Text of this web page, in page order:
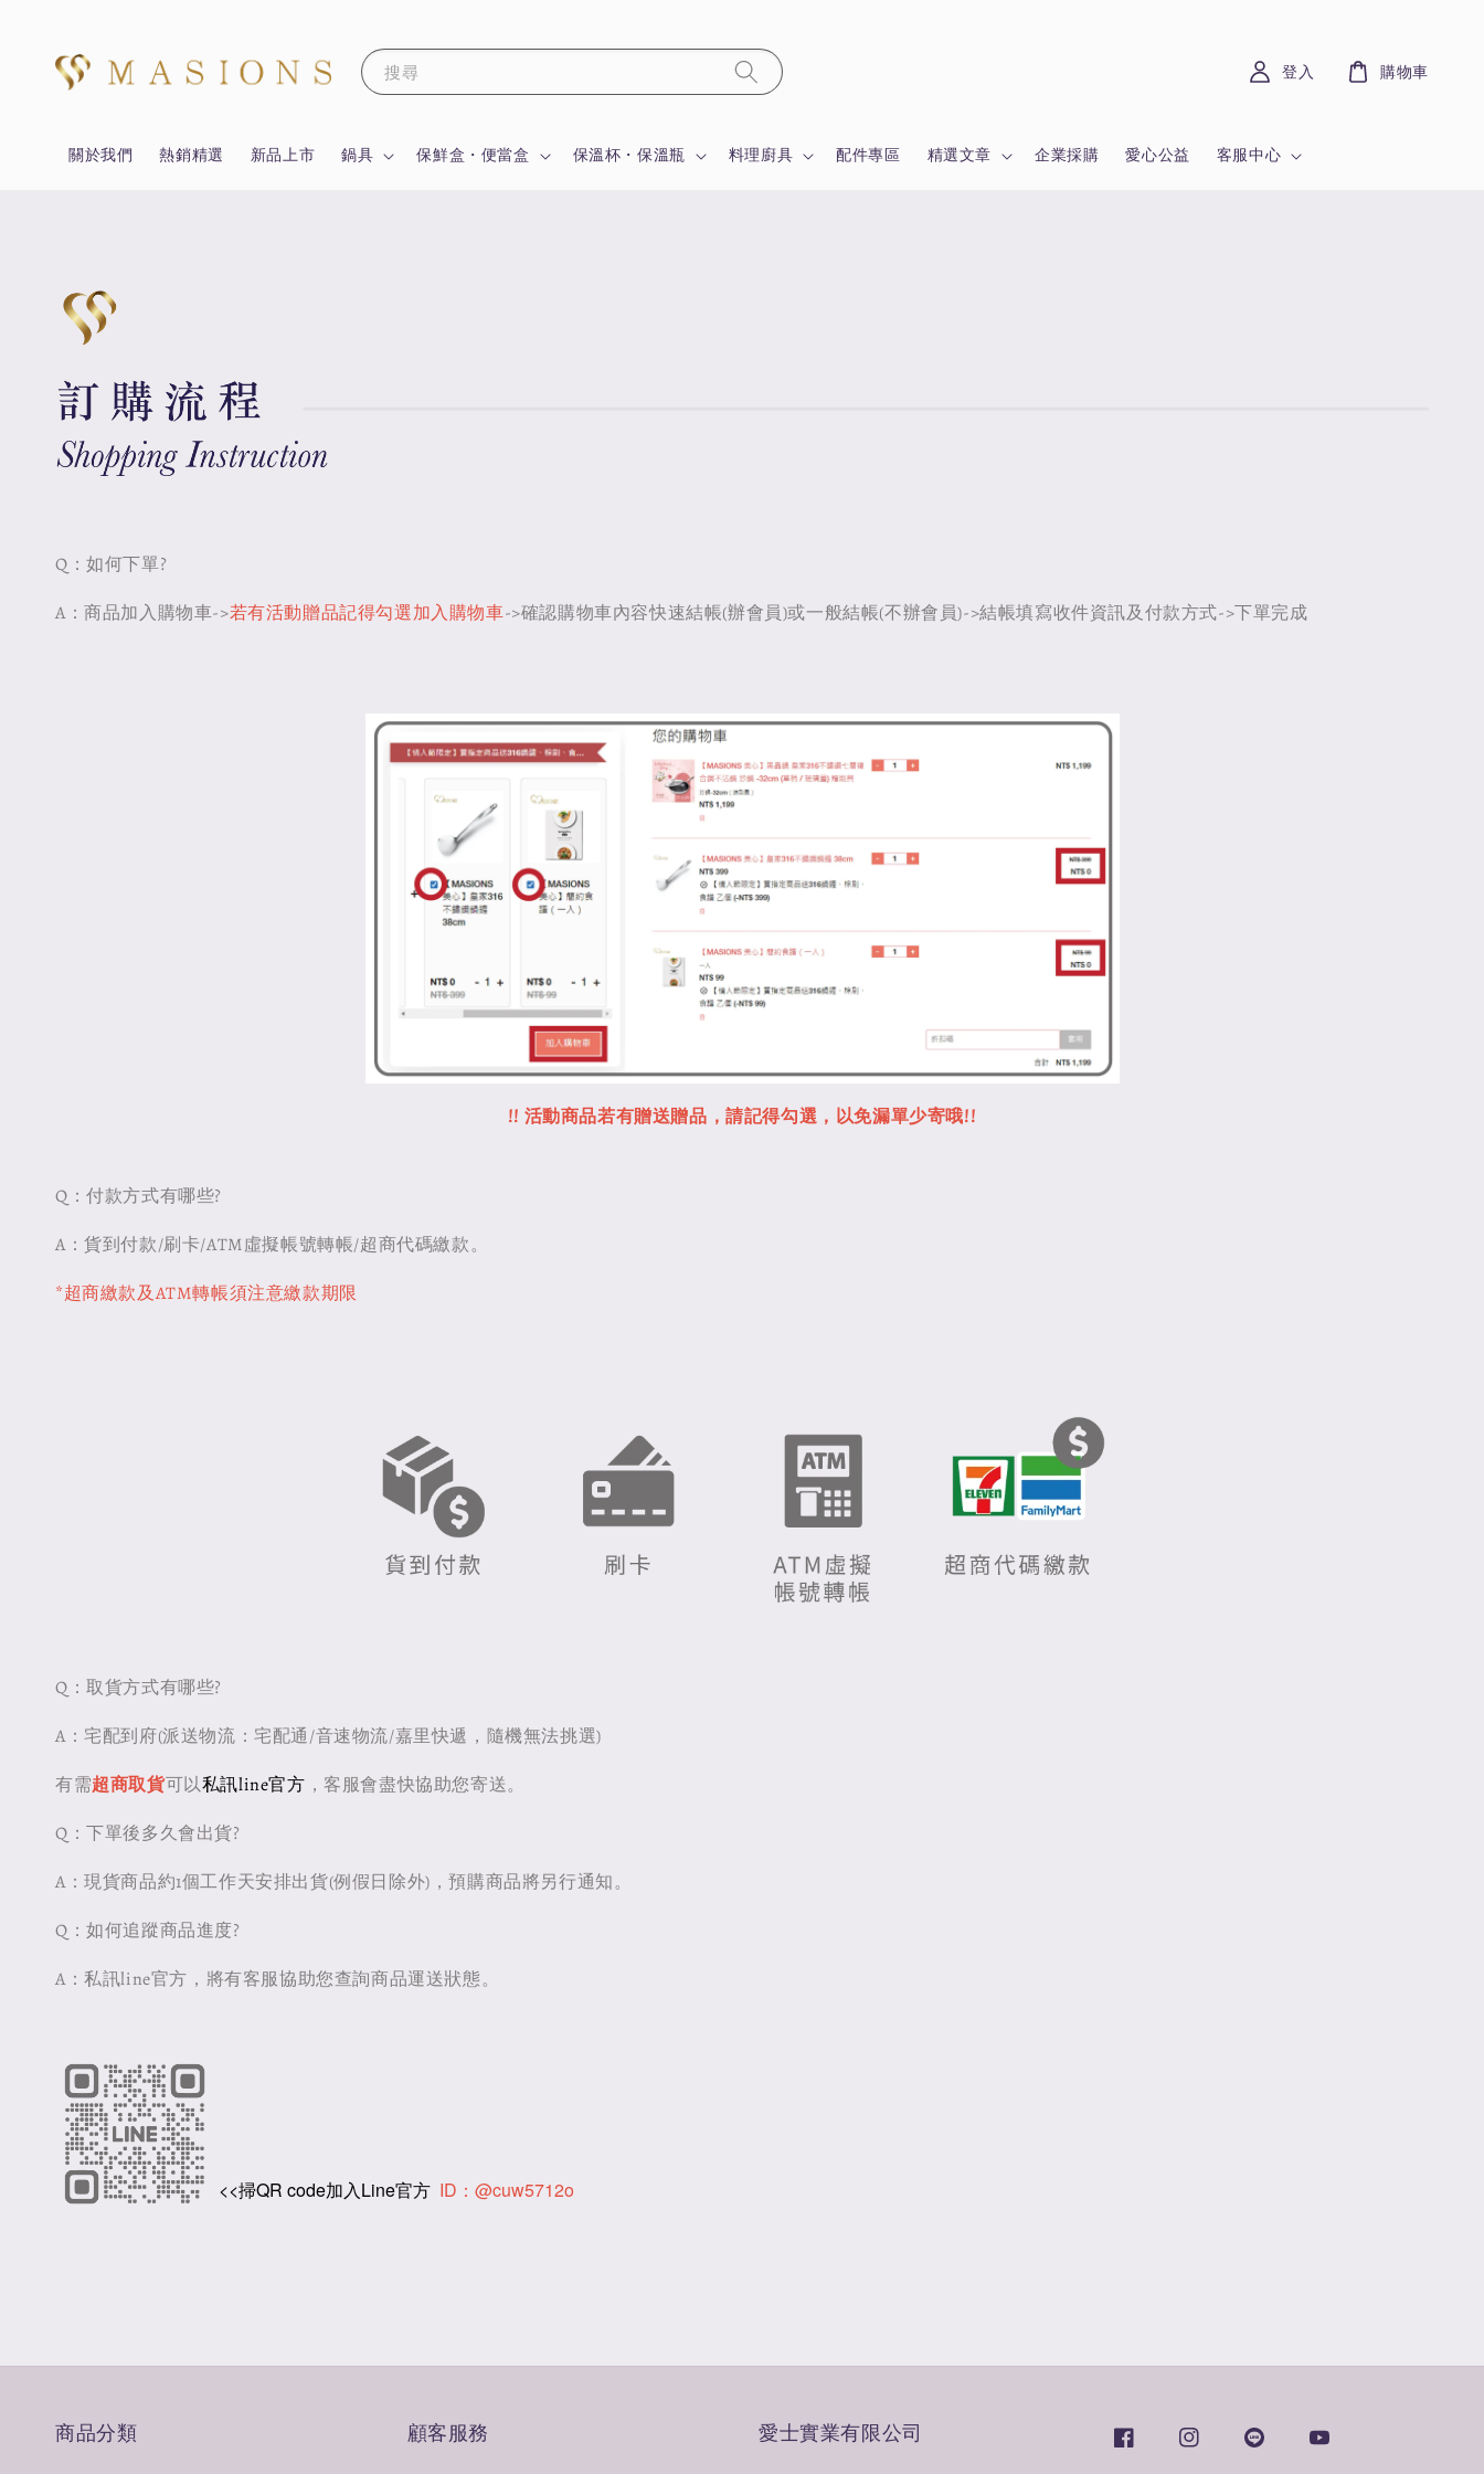
搜尋
關於我們 熱銷精選 新品上市 鍋具 保鮮盒・便當盒 保溫杯・保溫瓶 料理廚具 配件專區 精選文章 企業採購 愛心公益 客服中心
登入 購物車
Q：如何下單?
A：商品加入購物車->若有活動贈品記得勾選加入購物車->確認購物車內容快速結帳(辦會員)或一般結帳(不辦會員)->結帳填寫收件資訊及付款方式->下單完成
!! 活動商品若有贈送贈品，請記得勾選，以免漏單少寄哦!!
Q：付款方式有哪些?
A：貨到付款/刷卡/ATM虛擬帳號轉帳/超商代碼繳款。
*超商繳款及ATM轉帳須注意繳款期限
Q：取貨方式有哪些?
A：宅配到府(派送物流：宅配通/音速物流/嘉里快遞，隨機無法挑選)
有需超商取貨可以私訊line官方 ，客服會盡快協助您寄送。
Q：下單後多久會出貨?
A：現貨商品約1個工作天安排出貨(例假日除外)，預購商品將另行通知。
Q：如何追蹤商品進度?
A：私訊line官方，將有客服協助您查詢商品運送狀態。
<<掃QR code加入Line官方 ID：@cuw5712o
商品分類 顧客服務 愛士實業有限公司